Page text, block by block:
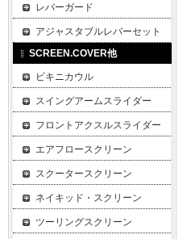
レバーガード
アジャスタブルレバーセット
SCREEN.COVER他
ビキニカウル
スイングアームスライダー
フロントアクスルスライダー
エアフロースクリーン
スクータースクリーン
ネイキッド・スクリーン
ツーリングスクリーン